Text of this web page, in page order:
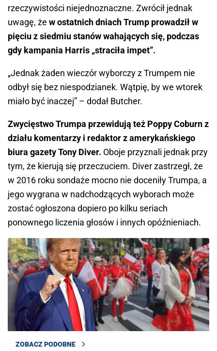
rzeczywistości niejednoznaczne. Zwrócił jednak
uwagę, że w ostatnich dniach Trump prowadził w
pięciu z siedmiu stanów wahających się, podczas
gdy kampania Harris „straciła impet”.
„Jednak żaden wieczór wyborczy z Trumpem nie
odbył się bez niespodzianek. Wątpię, by we wtorek
miało być inaczej” – dodał Butcher.
Zwycięstwo Trumpa przewidują też Poppy Coburn z
działu komentarzy i redaktor z amerykańskiego
biura gazety Tony Diver. Oboje przyznali jednak przy
tym, że kierują się przeczuciem. Diver zastrzegł, że
w 2016 roku sondaże mocno nie doceniły Trumpa, a
jego wygrana w nadchodzących wyborach może
zostać ogłoszona dopiero po kilku seriach
ponownego liczenia głosów i innych opóźnieniach.
ZOBACZ PODOBNE